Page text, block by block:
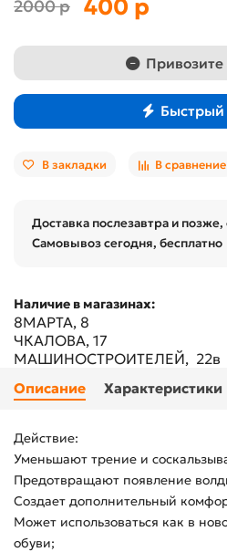
2000 р 400 р
Быстрый
В закладки В сравнение
Доставка послезавтра и позже,
Самовывоз сегодня, бесплатно
Наличие в магазинах:
8МАРТА, 8
ЧКАЛОВА, 17
МАШИНОСТРОИТЕЛЕЙ, 22в
Описание Характеристики
Действие:
Уменьшают трение и
Предотвращают появление
Создает дополнительный
Может использоваться как в
обуви;